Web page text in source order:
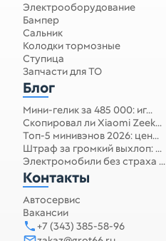
Электрооборудование
Бампер
Сальник
Колодки тормозные
Ступица
Запчасти для ТО
Блог
Мини-гелик за 485 000: иг...
Скопировал ли Xiaomi Zeek...
Топ-5 минивэнов 2026: цен...
Штраф за громкий выхлоп: ...
Электромобили без страха ...
Контакты
Автосервис
Вакансии
+7 (343) 385-58-96